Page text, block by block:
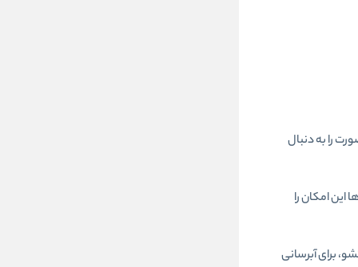
را به دنبال
امکان را
برای آبرسانی